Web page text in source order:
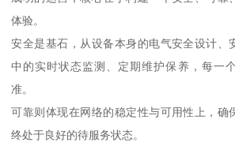
体验。
安全是基石，从设备本身的电气安全设计、
中的实时状态监测、定期维护保养，每一
准。
可靠则体现在网络的稳定性与可用性上，确
终处于良好的待服务状态。